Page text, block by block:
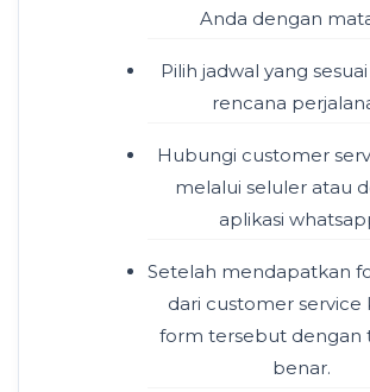
Anda dengan
Pilih jadwal yang
rencana
Hubungi customer
melalui seluler atau
aplikasi
Setelah mendapatkan
dari customer service
form tersebut dengan
benar.